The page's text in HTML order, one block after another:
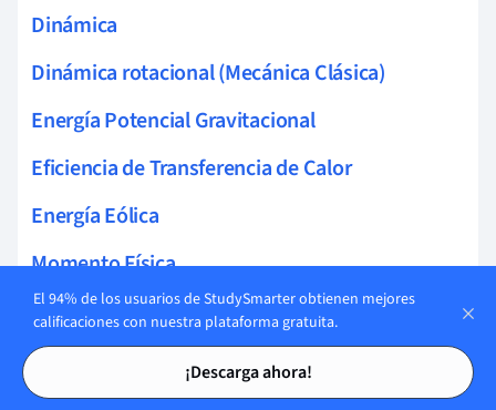
Tarjetas de estudio
Tarjetas de estudio
Dinámica
Dinámica rotacional (Mecánica Clásica)
Energía Potencial Gravitacional
Eficiencia de Transferencia de Calor
Energía Eólica
Momento Física
Seguridad Primero
Fuerza y Movimiento
El 94% de los usuarios de StudySmarter obtienen mejores
calificaciones con nuestra plataforma gratuita.
¡Descarga ahora!